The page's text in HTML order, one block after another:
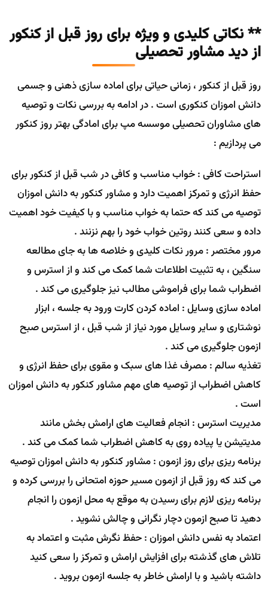
** نکاتی کلیدی و ویژه برای روز قبل از کنکور
از دید مشاور تحصیلی
روز قبل از کنکور ، زمانی حیاتی برای اماده سازی ذهنی و جسمی
دانش اموزان کنکوری است . در ادامه به بررسی نکات و توصیه
های مشاوران تحصیلی موسسه مپ برای امادگی بهتر روز کنکور
می پردازیم :
استراحت کافی : خواب مناسب و کافی در شب قبل از کنکور برای
حفظ انرژی و تمرکز اهمیت دارد و مشاور کنکور به دانش اموزان
توصیه می کند که حتما به خواب مناسب و با کیفیت خود اهمیت
داده و سعی کنند روتین خواب خود را بهم نزنند .
مرور مختصر : مرور نکات کلیدی و خلاصه ها به جای مطالعه
سنگین ، به تثبیت اطلاعات شما کمک می کند و از استرس و
اضطراب شما برای فراموشی مطالب نیز جلوگیری می کند .
اماده سازی وسایل : اماده کردن کارت ورود به جلسه ، ابزار
نوشتاری و سایر وسایل مورد نیاز از شب قبل ، از استرس صبح
ازمون جلوگیری می کند .
تغذیه سالم : مصرف غذا های سبک و مقوی برای حفظ انرژی و
کاهش اضطراب از توصیه های مهم مشاور کنکور به دانش اموزان
است .
مدیریت استرس : انجام فعالیت های ارامش بخش مانند
مدیتیشن یا پیاده روی به کاهش اضطراب شما کمک می کند .
برنامه ریزی برای روز ازمون : مشاور کنکور به دانش اموزان توصیه
می کند که روز قبل از ازمون مسیر حوزه امتحانی را بررسی کرده و
برنامه ریزی لازم برای رسیدن به موقع به محل ازمون را انجام
دهید تا صبح ازمون دچار نگرانی و چالش نشوید .
اعتماد به نفس دانش اموزان : حفظ نگرش مثبت و اعتماد به
تلاش های گذشته برای افزایش ارامش و تمرکز را سعی کنید
داشته باشید و با ارامش خاطر به جلسه ازمون بروید .